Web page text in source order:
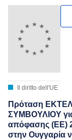
Il diritto dell'UE
Πρόταση
ΣΥΜΒΟΥΛΙΟΥ
απόφασης (ΕΕ)
στην Ουγγαρία